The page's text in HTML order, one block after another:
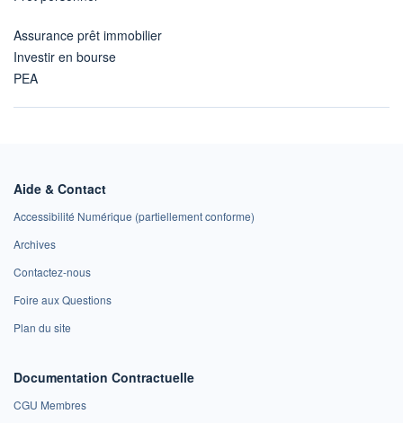
Assurance prêt immobilier
Investir en bourse
PEA
Aide & Contact
Accessibilité Numérique (partiellement conforme)
Archives
Contactez-nous
Foire aux Questions
Plan du site
Documentation Contractuelle
CGU Membres